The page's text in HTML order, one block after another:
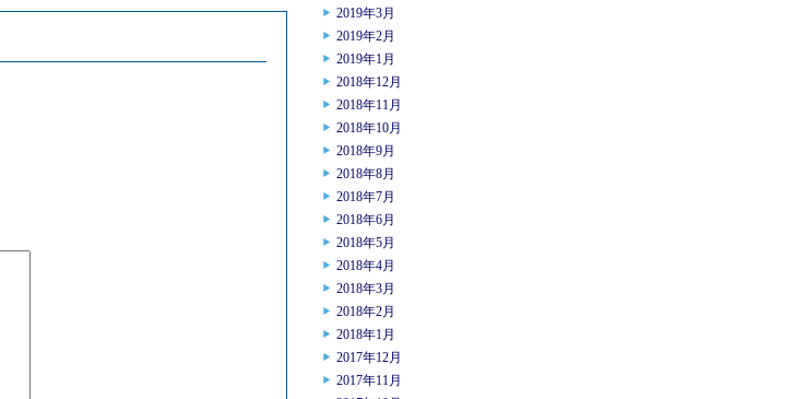
2019年3月
2019年2月
2019年1月
2018年12月
2018年11月
2018年10月
2018年9月
2018年8月
2018年7月
2018年6月
2018年5月
2018年4月
2018年3月
2018年2月
2018年1月
2017年12月
2017年11月